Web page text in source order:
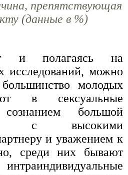
препятствующая
(данные в %)
и полагаясь на
исследований, можно
молодых
в сексуальные
большой
с высокими
и уважением к
среди них бывают